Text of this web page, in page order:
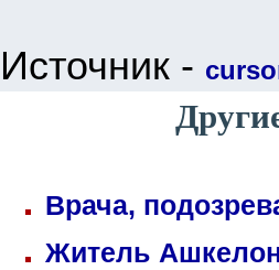
Источник -
Врача,
Житель